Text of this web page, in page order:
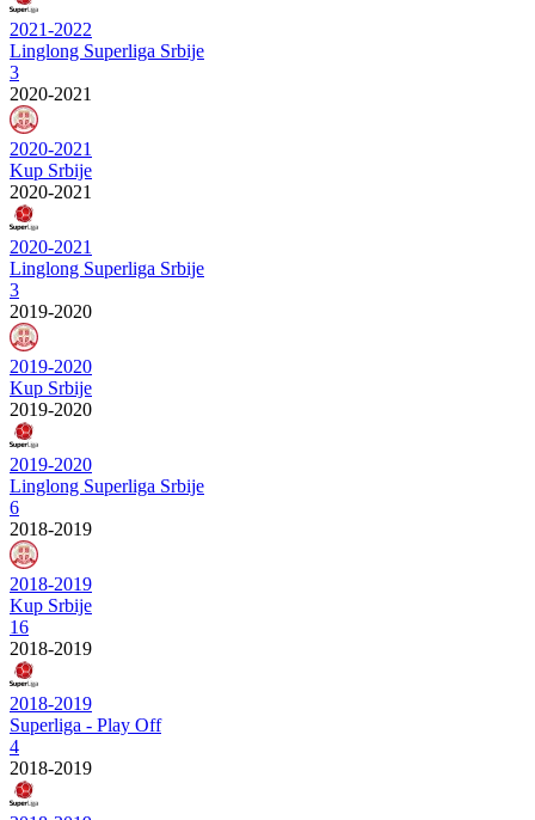
2021-2022
Linglong Superliga Srbije
3
2020-2021
2020-2021
Kup Srbije
2020-2021
2020-2021
Linglong Superliga Srbije
3
2019-2020
2019-2020
Kup Srbije
2019-2020
2019-2020
Linglong Superliga Srbije
6
2018-2019
2018-2019
Kup Srbije
16
2018-2019
2018-2019
Superliga - Play Off
4
2018-2019